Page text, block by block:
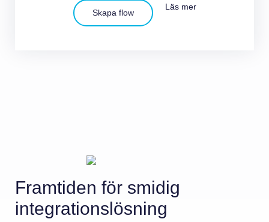
Skapa flow
Läs mer
Framtiden för smidig
integrationslösning